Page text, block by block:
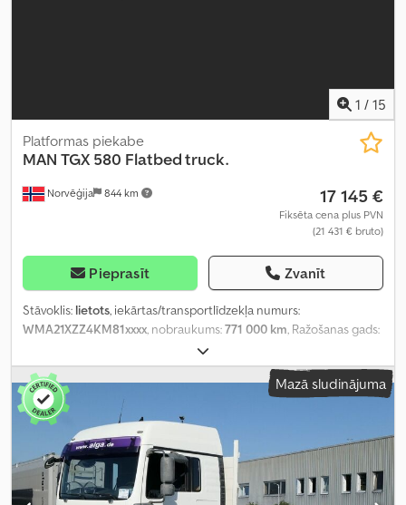
1 / 15
Norvēģija 844 km
Platformas piekabe
MAN TGX 580 Flatbed truck.
17 145 €
Fiksēta cena plus PVN
(21 431 € bruto)
Pieprasīt Zvanīt
Stāvoklis: lietots, iekārtas/transportlīdzekļa numurs:
WMA21XZZ4KM81xxxx, nobraukums:771 000 km, Ražošanas gads:
Mazā sludinājuma